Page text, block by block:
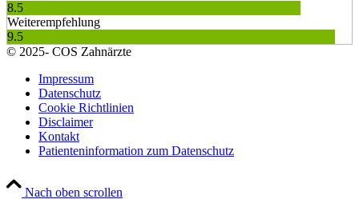
8.5
Weiterempfehlung
9.5
© 2025- COS Zahnärzte
Impressum
Datenschutz
Cookie Richtlinien
Disclaimer
Kontakt
Patienteninformation zum Datenschutz
Nach oben scrollen